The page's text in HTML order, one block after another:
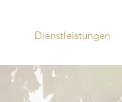
Dienstleistungen